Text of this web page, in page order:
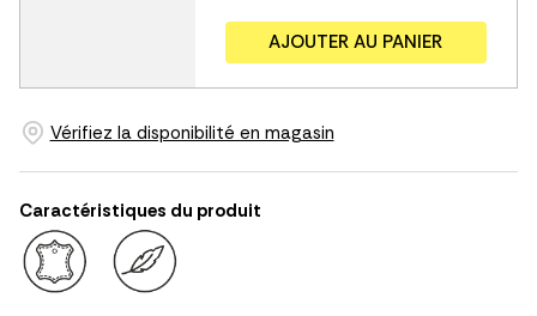
AJOUTER AU PANIER
Vérifiez la disponibilité en magasin
Caractéristiques du produit